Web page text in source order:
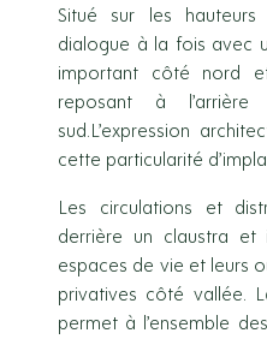
Situé sur les
dialogue à la fois avec
important côté nord
reposant à
sud.L’expression
cette particularité
Les circulations et
derrière un claustra et
espaces de vie et leurs
privatives côté vallée.
permet à l’ensemble